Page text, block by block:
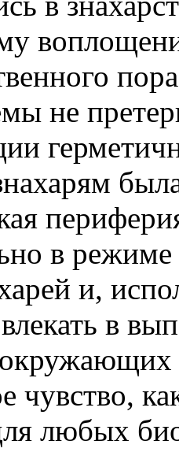
не
в режиме
и,
в
чувство,
любых